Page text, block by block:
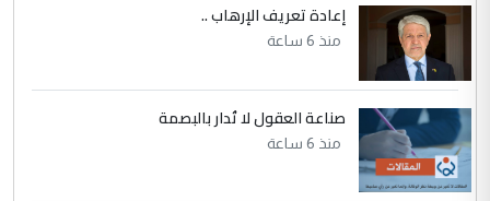
إعادة تعريف الإرهاب ..
منذ 6 ساعة
صناعة العقول لا تُدار بالبصمة
منذ 6 ساعة